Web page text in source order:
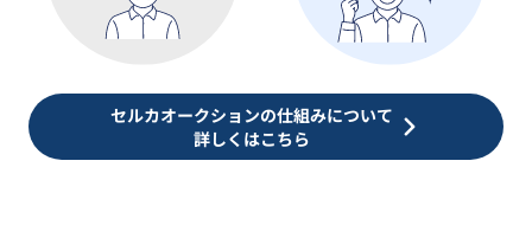
セルカオークションの仕組みについて
詳しくはこちら